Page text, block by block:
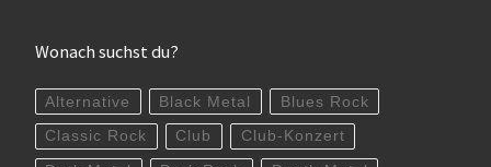
Wonach suchst du?
Alternative Black Metal Blues Rock
Classic Rock Club Club-Konzert